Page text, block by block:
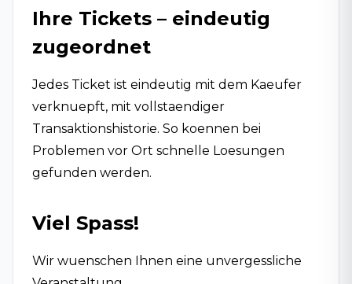
Ihre Tickets – eindeutig
zugeordnet
Jedes Ticket ist eindeutig mit dem Kaeufer
verknuepft, mit vollstaendiger
Transaktionshistorie. So koennen bei
Problemen vor Ort schnelle Loesungen
gefunden werden.
Viel Spass!
Wir wuenschen Ihnen eine unvergessliche